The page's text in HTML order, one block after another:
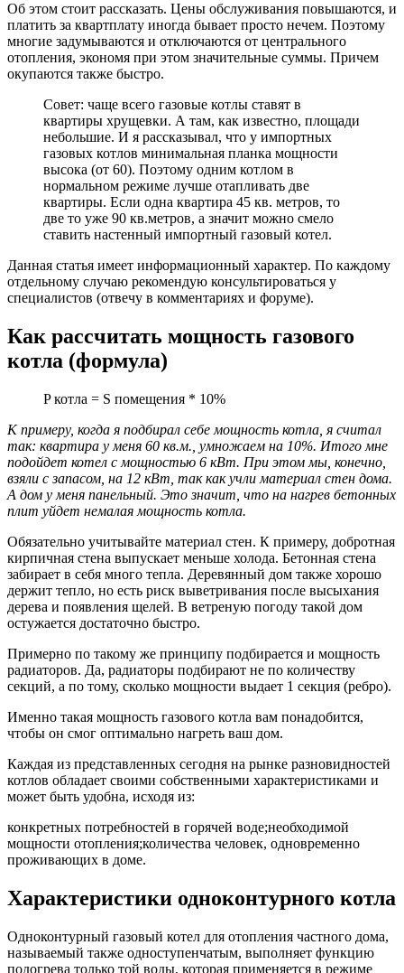
Об этом стоит рассказать. Цены обслуживания повышаются, и
платить за квартплату иногда бывает просто нечем. Поэтому
многие задумываются и отключаются от центрального
отопления, экономя при этом значительные суммы. Причем
окупаются также быстро.
Совет: чаще всего газовые котлы ставят в
квартиры хрущевки. А там, как известно, площади
небольшие. И я рассказывал, что у импортных
газовых котлов минимальная планка мощности
высока (от 60). Поэтому одним котлом в
нормальном режиме лучше отапливать две
квартиры. Если одна квартира 45 кв. метров, то
две то уже 90 кв.метров, а значит можно смело
ставить настенный импортный газовый котел.
Данная статья имеет информационный характер. По каждому
отдельному случаю рекомендую консультироваться у
специалистов (отвечу в комментариях и форуме).
Как рассчитать мощность газового
котла (формула)
P котла = S помещения * 10%
К примеру, когда я подбирал себе мощность котла, я считал
так: квартира у меня 60 кв.м., умножаем на 10%. Итого мне
подойдет котел с мощностью 6 кВт. При этом мы, конечно,
взяли с запасом, на 12 кВт, так как учли материал стен дома.
А дом у меня панельный. Это значит, что на нагрев бетонных
плит уйдет немалая мощность котла.
Обязательно учитывайте материал стен. К примеру, добротная
кирпичная стена выпускает меньше холода. Бетонная стена
забирает в себя много тепла. Деревянный дом также хорошо
держит тепло, но есть риск выветривания после высыхания
дерева и появления щелей. В ветреную погоду такой дом
остужается достаточно быстро.
Примерно по такому же принципу подбирается и мощность
радиаторов. Да, радиаторы подбирают не по количеству
секций, а по тому, сколько мощности выдает 1 секция (ребро).
Именно такая мощность газового котла вам понадобится,
чтобы он смог оптимально нагреть ваш дом.
Каждая из представленных сегодня на рынке разновидностей
котлов обладает своими собственными характеристиками и
может быть удобна, исходя из:
конкретных потребностей в горячей воде;необходимой
мощности отопления;количества человек, одновременно
проживающих в доме.
Характеристики одноконтурного котла
Одноконтурный газовый котел для отопления частного дома,
называемый также одноступенчатым, выполняет функцию
подогрева только той воды, которая применяется в режиме